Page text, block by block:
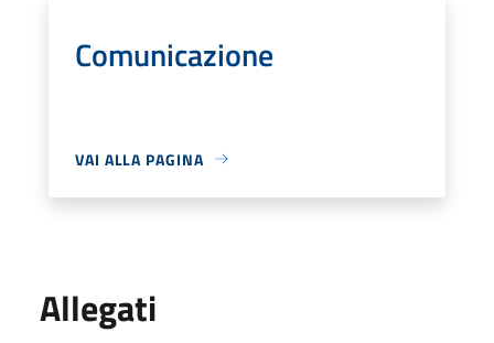
Comunicazione
VAI ALLA PAGINA
Allegati